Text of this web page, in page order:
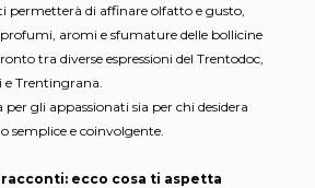
permetterà di affinare olfatto e gusto,
aromi e sfumature delle bollicine
tra diverse espressioni del Trentodoc,
Trentingrana.
per gli appassionati sia per chi desidera
semplice e coinvolgente.
ecco cosa ti aspetta